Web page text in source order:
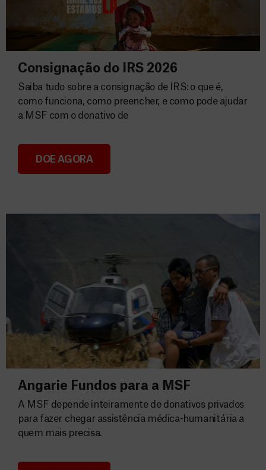
Consignação do IRS 2026
Consignação do IRS 2026
Saiba tudo sobre a consignação de IRS: o que é,
como funciona, como preencher, e como pode ajudar
a MSF com o donativo de
DOE AGORA
Angarie Fundos para a MSF
A MSF depende inteiramente de donativos privados
para fazer chegar assistência médica-humanitária a
quem mais precisa.